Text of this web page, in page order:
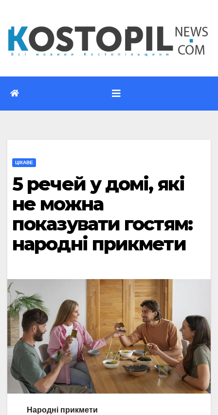
вмісту
ЦІКАВЕ
5 речей у домі, які
не можна
показувати гостям:
народні прикмети
Народні прикмети